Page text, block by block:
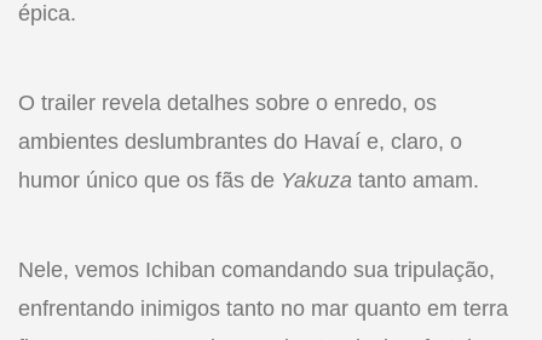
épica.
O trailer revela detalhes sobre o enredo, os
ambientes deslumbrantes do Havaí e, claro, o
humor único que os fãs de Yakuza tanto amam.
Nele, vemos Ichiban comandando sua tripulação,
enfrentando inimigos tanto no mar quanto em terra